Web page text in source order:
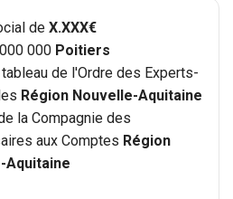
comptes
de X.XXX€
000 Poitiers
de l'Ordre des Experts-
Région Nouvelle-Aquitaine
la Compagnie des
aux Comptes Région
Aquitaine